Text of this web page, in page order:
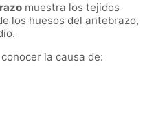
muestra los tejidos
los huesos del antebrazo,
la causa de: